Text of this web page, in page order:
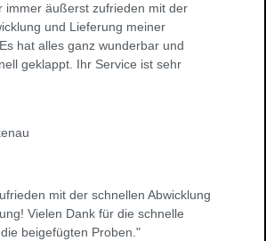
immer äußerst zufrieden mit der
und Lieferung meiner
hat alles ganz wunderbar und
geklappt. Ihr Service ist sehr
mit der schnellen Abwicklung
Vielen Dank für die schnelle
beigefügten Proben."